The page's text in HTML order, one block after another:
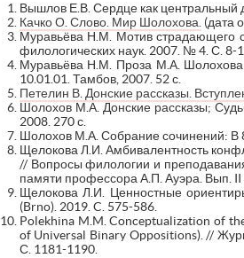
Вышлов Е.В. Сердце как центральный
Качко О. Слово. Мир Шолохова. (дата
Муравьёва Н.М. Мотив страдающего
филологических наук. 2007. № 4. С. 8-
Муравьёва Н.М. Проза М.А. Шолохова:
10.01.01. Тамбов, 2007. 52 с.
Петелин В. Донские рассказы.
Шолохов М.А. Донские рассказы;
2008. 270 с.
Шолохов М.А. Собрание сочинений: В
Щелокова Л.И. Амбивалентность
// Вопросы филологии и
памяти профессора А.П. Ауэра. Вып.
Щелокова Л.И. Ценностные
(Brno). 2019. C. 575-586.
Polekhina M.M. Conceptualization of
of Universal Binary Oppositions). //
С. 1181-1190.